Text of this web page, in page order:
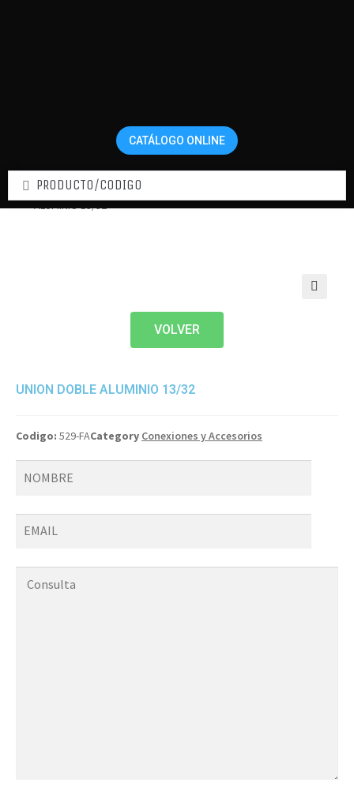
CATÁLOGO ONLINE
Home Conexiones y Accesorios
ALUMINIO 13/32
VOLVER
UNION DOBLE ALUMINIO 13/32
Codigo: 529-FACategory Conexiones y Accesorios